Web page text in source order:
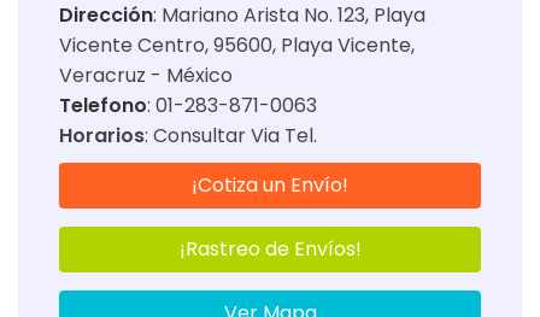
Dirección: Mariano Arista No. 123, Playa
Vicente Centro, 95600, Playa Vicente,
Veracruz - México
Telefono: 01-283-871-0063
Horarios: Consultar Via Tel.
¡Cotiza un Envío!
¡Rastreo de Envíos!